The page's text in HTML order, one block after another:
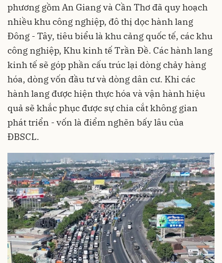
phương gồm An Giang và Cần Thơ đã quy hoạch
nhiều khu công nghiệp, đô thị dọc hành lang
Đông - Tây, tiêu biểu là khu cảng quốc tế, các khu
công nghiệp, Khu kinh tế Trần Đề. Các hành lang
kinh tế sẽ góp phần cấu trúc lại dòng chảy hàng
hóa, dòng vốn đầu tư và dòng dân cư. Khi các
hành lang được hiện thực hóa và vận hành hiệu
quả sẽ khắc phục được sự chia cắt không gian
phát triển - vốn là điểm nghẽn bấy lâu của
ĐBSCL.